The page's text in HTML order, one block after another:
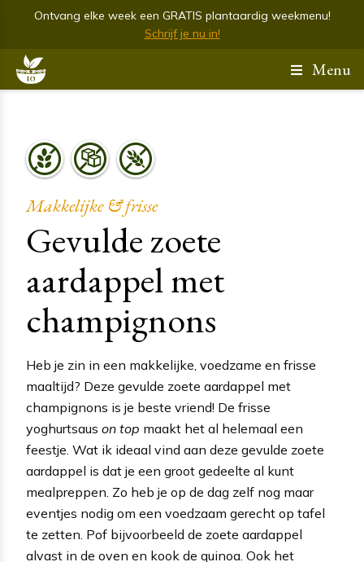
Ontvang elke week een GRATIS plantaardig weekmenu!
Schrijf je nu in!
Menu
Makkelijke & frisse
Gevulde zoete
aardappel met
champignons
Heb je zin in een makkelijke, voedzame en frisse
maaltijd? Deze gevulde zoete aardappel met
champignons is je beste vriend! De frisse
yoghurtsaus on top maakt het al helemaal een
feestje. Wat ik ideaal vind aan deze gevulde zoete
aardappel is dat je een groot gedeelte al kunt
mealpreppen. Zo heb je op de dag zelf nog maar
eventjes nodig om een voedzaam gerecht op tafel
te zetten. Pof bijvoorbeeld de zoete aardappel
alvast in de oven en kook de quinoa. Ook het